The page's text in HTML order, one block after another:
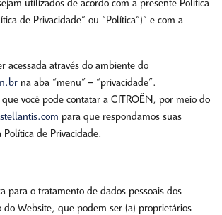
utilizados de acordo com a presente Política
de Privacidade” ou “Política”)” e com a
acessada através do ambiente do
na aba “menu” – “privacidade”.
você pode contatar a CITROËN, por meio do
para que respondamos suas
de Privacidade.
para o tratamento de dados pessoais dos
do Website, que podem ser (a) proprietários